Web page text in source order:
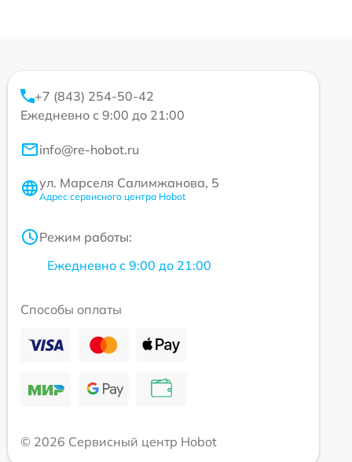
+7 (843) 254-50-42
Ежедневно с 9:00 до 21:00
info@re-hobot.ru
ул. Марселя Салимжанова, 5
Адрес сервисного центра Hobot
Режим работы:
Ежедневно с 9:00 до 21:00
Способы оплаты
© 2026 Сервисный центр Hobot